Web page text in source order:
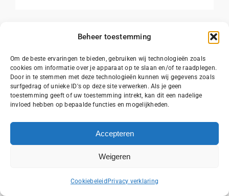
Beheer toestemming
Om de beste ervaringen te bieden, gebruiken wij technologieën zoals
cookies om informatie over je apparaat op te slaan en/of te raadplegen.
Door in te stemmen met deze technologieën kunnen wij gegevens zoals
surfgedrag of unieke ID's op deze site verwerken. Als je geen
toestemming geeft of uw toestemming intrekt, kan dit een nadelige
invloed hebben op bepaalde functies en mogelijkheden.
Accepteren
Weigeren
Cookiebeleid Privacy verklaring
Stucwerk
Ervaren stucadoors zorgen voor een mooi en
duurzaam resultaat, inclusief reparaties.
LEES VERDER